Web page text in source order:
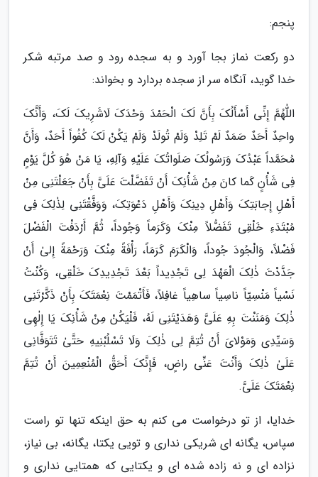
پنجم:
دو رکعت نماز بجا آورد و به سجده رود و صد مرتبه شکر
خدا گوید، آنگاه سر از سجده بردارد و بخواند:
اللّٰهُمَّ إِنِّى أَسْأَلُکَ بِأَنَّ لَکَ الْحَمْدَ وَحْدَکَ لَاشَرِیکَ لَکَ، وَأَنَّکَ
واحِدٌ أَحَدٌ صَمَدٌ لَمْ تَلِدْ وَلَمْ تُولَدْ وَلَمْ یَکُنْ لَکَ کُفُواً أَحَدٌ، وَأَنَّ
مُحَمَّداً عَبْدُکَ وَرَسُولُکَ صَلَواتُکَ عَلَیْهِ وَآلِهِ، یَا مَنْ هُوَ کُلَّ یَوْمٍ
فِى شَأْنٍ کَما کانَ مِنْ شَأْنِکَ أَنْ تَفَضَّلْتَ عَلَىَّ بِأَنْ جَعَلْتَنِى مِنْ
أَهْلِ إِجابَتِکَ وَأَهْلِ دِینِکَ وَأَهْلِ دَعْوَتِکَ، وَوَفَّقْتَنِى لِذٰلِکَ فِى
مُبْتَدَءِ خَلْقِى تَفَضُّلاً مِنْکَ وَکَرَماً وَجُوداً، ثُمَّ أَرْدَفْتَ الْفَضْلَ
فَضْلاً، وَالْجُودَ جُوداً، وَالْکَرَمَ کَرَمَاً، رَأْفَةً مِنْکَ وَرَحْمَةً إِلىٰ أَنْ
جَدَّدْتَ ذٰلِکَ الْعَهْدَ لِى تَجْدِیداً بَعْدَ تَجْدِیدِکَ خَلْقِى، وَکُنْتُ
نَسْیاً مَنْسِیّاً ناسِیاً ساهِیاً غافِلاً، فَأَتْمَمْتَ نِعْمَتَکَ بِأَنْ ذَکَّرْتَنِى
ذٰلِکَ وَمَنَنْتَ بِهِ عَلَىَّ وَهَدَیْتَنِى لَهُ، فَلْیَکُنْ مِنْ شَأْنِکَ یَا إِلٰهِى
وَسَیِّدِى وَمَوْلاىَ أَنْ تُتِمَّ لِى ذٰلِکَ وَلَا تَسْلُبْنِیهِ حَتَّىٰ تَتَوَفَّانِى
عَلَىٰ ذٰلِکَ وَأَنْتَ عَنِّى راضٍ، فَإِنَّکَ أَحَقُّ الْمُنْعِمِینَ أَنْ تُتِمَّ
نِعْمَتَکَ عَلَىَّ.
خدایا، از تو درخواست می کنم به حق اینکه تنها تو راست
سپاس، یگانه ای شریکی نداری و تویی یکتا، یگانه، بی نیاز،
نزاده ای و نه زاده شده ای و یکتایی که همتایی نداری و